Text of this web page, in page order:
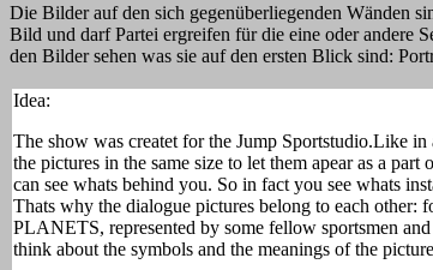
Die Bilder auf den sich gegenüberliegenden Wänden
Bild und darf Partei ergreifen für die eine oder andere
den Bilder sehen was sie auf den ersten Blick sind:
Idea:
The show was createt for the Jump Sportstudio.Like
the pictures in the same size to let them apear as a
can see whats behind you. So in fact you see whats
Thats why the dialogue pictures belong to each
PLANETS, represented by some fellow sportsmen
think about the symbols and the meanings of the